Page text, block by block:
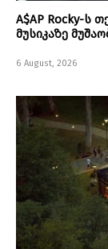
A$AP Rocky-ს
მუსიკაზე
6 August, 2026